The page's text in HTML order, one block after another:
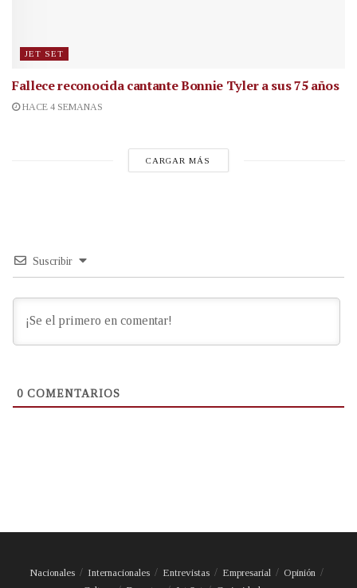
JET SET
Fallece reconocida cantanteBonnie Tyler a sus 75 años
HACE 4 SEMANAS
CARGAR MÁS
Suscribir
0 COMENTARIOS
Nacionales Internacionales Entrevistas Empresarial
Opinión